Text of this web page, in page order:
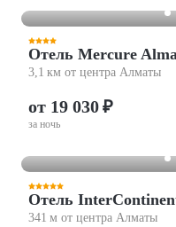
Отель Mercure
3,1 км от центра Алматы
от 19 030 ₽
за ночь
Отель
341 м от центра Алматы